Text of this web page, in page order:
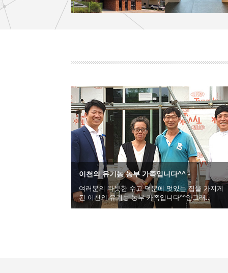
이천의 유기농 농부 가족입니다^^ -
여러분의 따뜻한 수고 덕분에 멋있는 집을 가지게
된 이천의 유기농 농부 가족입니다^^안그래..